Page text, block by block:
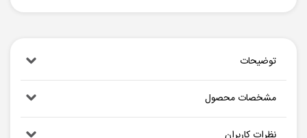
توضیحات
مشخصات محصول